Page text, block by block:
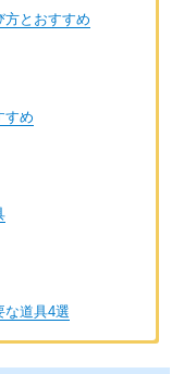
方とおすすめ
すめ
な道具4選